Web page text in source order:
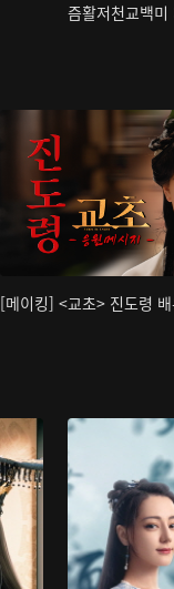
즘활저천교백
[메이킹] <교초> 진도령